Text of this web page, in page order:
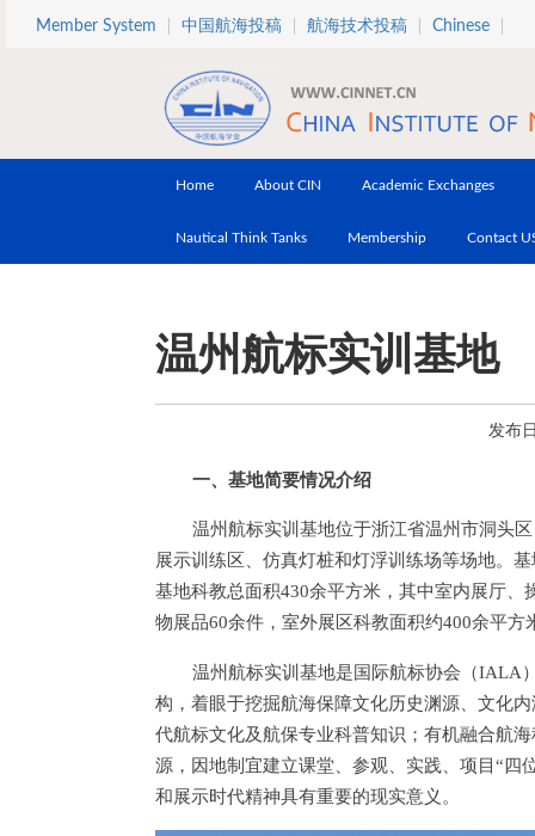
Skip to main content
Member System 中国航海投稿 航海技术投稿 Chinese
Home About CIN Academic Exchanges
Nautical Think Tanks Membership Contact
温州航标实训基地
发布
一、基地简要情况介绍
温州航标实训基地位于浙江省温州市洞头
展示训练区、仿真灯桩和灯浮训练场等场地。
基地科教总面积430余平方米，其中室内展厅
物展品60余件，室外展区科教面积约400余平方
温州航标实训基地是国际航标协会（IALA
构，着眼于挖掘航海保障文化历史渊源、文化
代航标文化及航保专业科普知识；有机融合航
源，因地制宜建立课堂、参观、实践、项目“四
和展示时代精神具有重要的现实意义。